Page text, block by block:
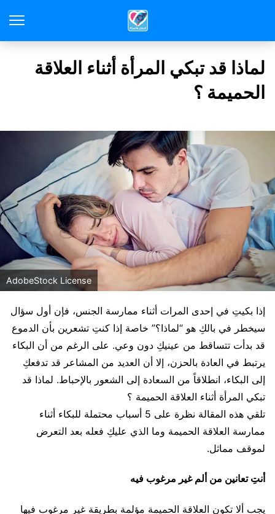
لماذا قد تبكي المرأة أثناء العلاقة
الحميمة ؟
AdobeStock License
إذا بكيتِ في إحدى المرات أثناء ممارسة الجنس، فإن أول سؤال
سيخطر في بالكِ هو “لماذا؟” خاصة إذا كنتِ تشعرين بأن الدموع
قد بدأت تتساقط من عينيكِ دون وعي. على الرغم من أن البكاء
يرتبط في العادة بالحزن، إلا أن العديد من المشاعر قد تدفعكِ
إلى البكاء، انطلاقاً من السعادة إلى الشعور بالإحباط. لماذا قد
تبكي المرأة أثناء العلاقة الحميمة ؟
تلقي هذه المقالة نظرة على 5 أسباب محتملة للبكاء أثناء
ممارسة العلاقة الحميمة وما الذي عليكِ فعله بعد التعرض
لموقف مماثل.
أنتِ تعانين من ألم غير مرغوب فيه
يجب ألا تكون العلاقة الحميمة مؤلمة بطريقة غير مرغوب فيها